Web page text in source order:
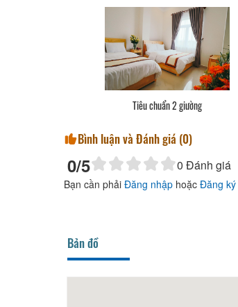
Tiêu chuẩn 2 giường
Bình luận và Đánh giá (0)
0/5 0 Đánh giá
Bạn cần phải Đăng nhập hoặc Đăng ký
Bản đồ